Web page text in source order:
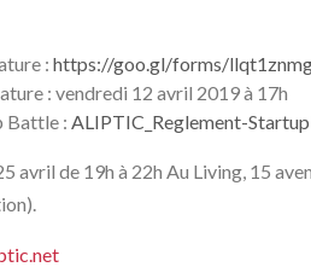
: https://goo.gl/forms/
: vendredi 12 avril 2019 à 17h
Battle : ALIPTIC_Reglement-
avril de 19h à 22h Au Living, 15